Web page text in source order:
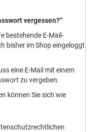
vergessen?“
bestehende E-Mail-
bisher im Shop eingeloggt
eine E-Mail mit einem
zu vergeben.
können Sie sich wie